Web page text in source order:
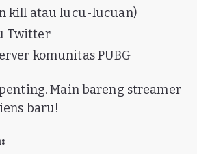
kill atau lucu-lucuan)
Twitter
komunitas PUBG
Main bareng streamer
baru!